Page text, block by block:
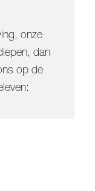
onze
dan
op de